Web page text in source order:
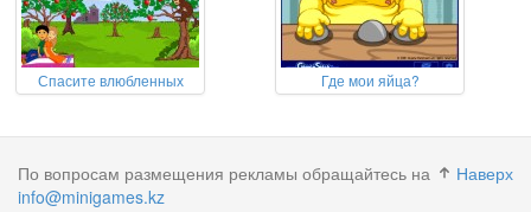
Спасите влюбленных Где мои яйца?
Наверх
По вопросам размещения рекламы обращайтесь на
info@minigames.kz